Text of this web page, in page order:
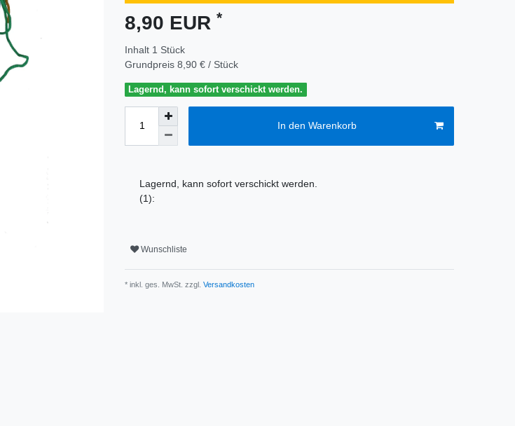
8,90 EUR *
Inhalt 1 Stück
Grundpreis 8,90 € / Stück
Lagernd, kann sofort verschickt werden.
In den Warenkorb
Lagernd, kann sofort verschickt werden.
(1):
Wunschliste
* inkl. ges. MwSt. zzgl. Versandkosten